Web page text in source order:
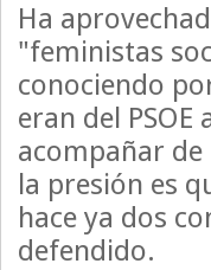
Ha
"feministas
conociendo
eran del
acompañar
la presión es
hace ya dos
defendido.